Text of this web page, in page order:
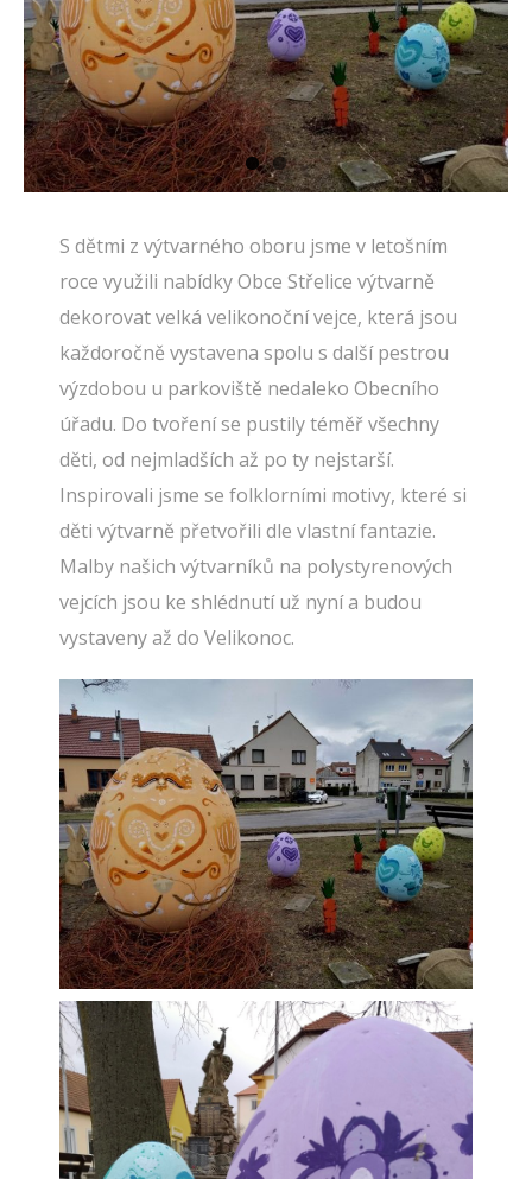
S dětmi z výtvarného oboru jsme v letošním
roce využili nabídky Obce Střelice výtvarně
dekorovat velká velikonoční vejce, která jsou
každoročně vystavena spolu s další pestrou
výzdobou u parkoviště nedaleko Obecního
úřadu. Do tvoření se pustily téměř všechny
děti, od nejmladších až po ty nejstarší.
Inspirovali jsme se folklorními motivy, které si
děti výtvarně přetvořili dle vlastní fantazie.
Malby našich výtvarníků na polystyrenových
vejcích jsou ke shlédnutí už nyní a budou
vystaveny až do Velikonoc.